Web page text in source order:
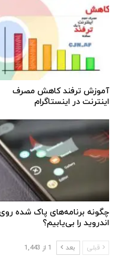
آموزش ترفند کاهش مصرف
اینترنت در اینستاگرام
چگونه برنامه‌های پاک شده
اندروید را بی‌یابیم؟
قبلی بعد 1 از 1,443